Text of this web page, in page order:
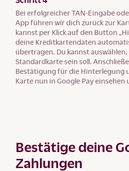
Bei erfolgreicher TAN-Eingabe
App führen wir dich zurück zur
kannst per Klick auf den Button
deine Kreditkartendaten
übertragen. Du kannst
Standardkarte sein soll.
Bestätigung für die Hinterlegung
Karte nun in Google Pay einsehen
Bestätige deine
Zahlungen